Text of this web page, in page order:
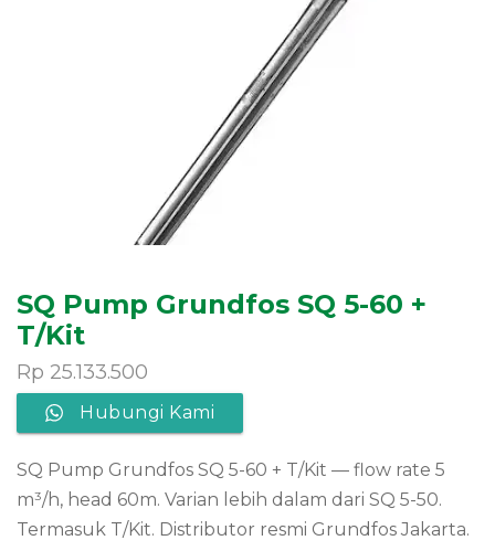
SQ Pump Grundfos SQ 5-60 +
T/Kit
Rp 25.133.500
Hubungi Kami
SQ Pump Grundfos SQ 5-60 + T/Kit — flow rate 5
m³/h, head 60m. Varian lebih dalam dari SQ 5-50.
Termasuk T/Kit. Distributor resmi Grundfos Jakarta.